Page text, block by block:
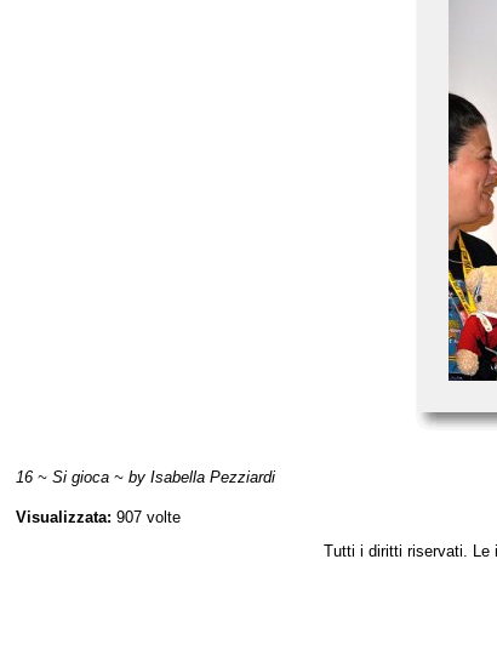
16 ~ Si gioca ~ by Isabella Pezziardi
Visualizzata: 907 volte
Tutti i diritti riservati. Le